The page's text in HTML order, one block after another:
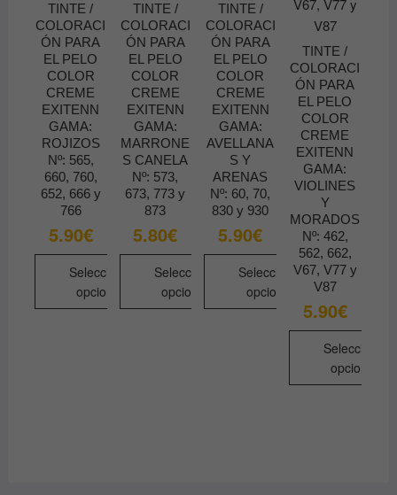
TINTE /
COLORACI
ÓN PARA
EL PELO
COLOR
CREME
EXITENN
GAMA:
ROJIZOS
Nº: 565,
660, 760,
652, 666 y
766
5.90€
Seleccionar
opciones
TINTE /
COLORACI
ÓN PARA
EL PELO
COLOR
CREME
EXITENN
GAMA:
MARRONE
S CANELA
Nº: 573,
673, 773 y
873
5.80€
Seleccionar
opciones
TINTE /
COLORACI
ÓN PARA
EL PELO
COLOR
CREME
EXITENN
GAMA:
AVELLANA
S Y
ARENAS
Nº: 60, 70,
830 y 930
5.90€
Seleccionar
opciones
múltiples
TINTE /
COLORACI
ÓN PARA
EL PELO
COLOR
CREME
EXITENN
GAMA:
VIOLINES
Y
MORADOS
Nº: 462,
562, 662,
V67, V77 y
V87
5.90€
Seleccionar
opciones